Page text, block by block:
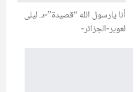
أنا يارسول الله “قصيدة”-د. ليلى
لعوير-الجزائر-